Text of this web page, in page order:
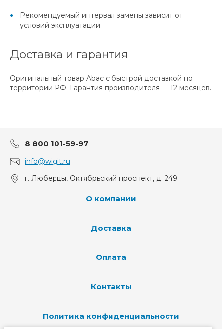
Рекомендуемый интервал замены зависит от
условий эксплуатации
Доставка и гарантия
Оригинальный товар Abac с быстрой доставкой по
территории РФ. Гарантия производителя — 12 месяцев.
8 800 101-59-97
info@wigit.ru
г. Люберцы, Октябрьский проспект, д. 249
О компании
Доставка
Оплата
Контакты
Политика конфиденциальности